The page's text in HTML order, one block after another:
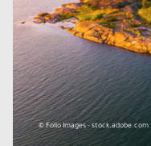
© Folio Images - stock.adobe.com